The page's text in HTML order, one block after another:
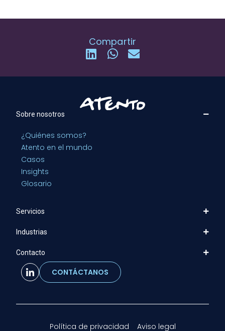
Compartir
Sobre nosotros
¿Quiénes somos?
Atento en el mundo
Casos
Insights
Glosario
Servicios
Industrias
Contacto
CONTÁCTANOS
Política de privacidad Aviso legal